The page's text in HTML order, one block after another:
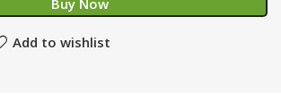
Buy Now
Add to wishlist